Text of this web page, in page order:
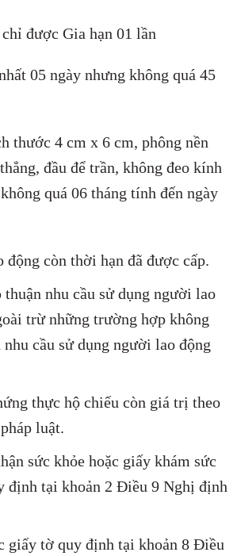
được Gia hạn 01 lần
05 ngày nhưng không quá 45
thước 4 cm x 6 cm, phông nền
đầu để trần, không đeo kính
quá 06 tháng tính đến ngày
động còn thời hạn đã được cấp.
thuận nhu cầu sử dụng người lao
trừ những trường hợp không
cầu sử dụng người lao động
thực hộ chiếu còn giá trị theo
luật.
sức khỏe hoặc giấy khám sức
định tại khoản 2 Điều 9 Nghị định
giấy tờ quy định tại khoản 8 Điều